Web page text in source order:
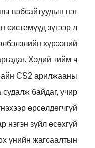
вэбсайтуудын нэг
системүүд зүгээр л
хүрээний
Хэдий тийм ч
CS2 арилжааны
байдаг, учир
өрсөлдөгчгүй
нэгэн зүйл өсөхгүй
үнийн жагсаалтын